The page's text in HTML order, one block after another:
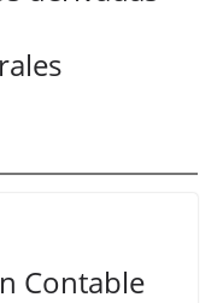
Contable